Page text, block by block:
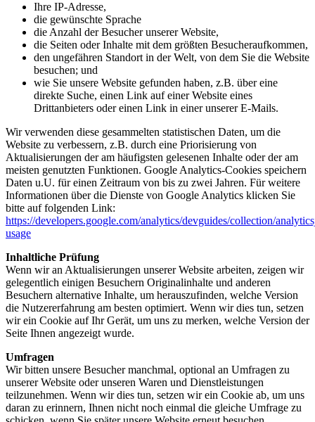
Ihre IP-Adresse,
die gewünschte Sprache
die Anzahl der Besucher unserer Website,
die Seiten oder Inhalte mit dem größten Besucheraufkommen,
den ungefähren Standort in der Welt, von dem Sie die Website
besuchen; und
wie Sie unsere Website gefunden haben, z.B. über eine
direkte Suche, einen Link auf einer Website eines
Drittanbieters oder einen Link in einer unserer E-Mails.
Wir verwenden diese gesammelten statistischen Daten, um die
Website zu verbessern, z.B. durch eine Priorisierung von
Aktualisierungen der am häufigsten gelesenen Inhalte oder der am
meisten genutzten Funktionen. Google Analytics-Cookies speichern
Daten u.U. für einen Zeitraum von bis zu zwei Jahren. Für weitere
Informationen über die Dienste von Google Analytics klicken Sie
bitte auf folgenden Link:
https://developers.google.com/analytics/devguides/collection/
usage
Inhaltliche Prüfung
Wenn wir an Aktualisierungen unserer Website arbeiten, zeigen wir
gelegentlich einigen Besuchern Originalinhalte und anderen
Besuchern alternative Inhalte, um herauszufinden, welche Version
die Nutzererfahrung am besten optimiert. Wenn wir dies tun, setzen
wir ein Cookie auf Ihr Gerät, um uns zu merken, welche Version der
Seite Ihnen angezeigt wurde.
Umfragen
Wir bitten unsere Besucher manchmal, optional an Umfragen zu
unserer Website oder unseren Waren und Dienstleistungen
teilzunehmen. Wenn wir dies tun, setzen wir ein Cookie ab, um uns
daran zu erinnern, Ihnen nicht noch einmal die gleiche Umfrage zu